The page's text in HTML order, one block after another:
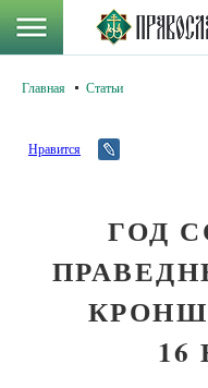
Главная Статьи
Нравится
ГОД
16